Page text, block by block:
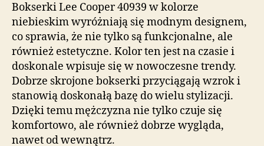
Bokserki Lee Cooper 40939 w kolorze
niebieskim wyróżniają się modnym designem,
co sprawia, że nie tylko są funkcjonalne, ale
również estetyczne. Kolor ten jest na czasie i
doskonale wpisuje się w nowoczesne trendy.
Dobrze skrojone bokserki przyciągają wzrok i
stanowią doskonałą bazę do wielu stylizacji.
Dzięki temu mężczyzna nie tylko czuje się
komfortowo, ale również dobrze wygląda,
nawet od wewnątrz.